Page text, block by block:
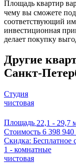
Площадь квартир
чему вы сможете
соответствующий
инвестиционная
делает покупку
Другие
Санкт-
Студия
чистовая
Площадь 22,1 - 29,7
Стоимость 6 398
Скидка: Бесплатное
1 - комнатные
чистовая